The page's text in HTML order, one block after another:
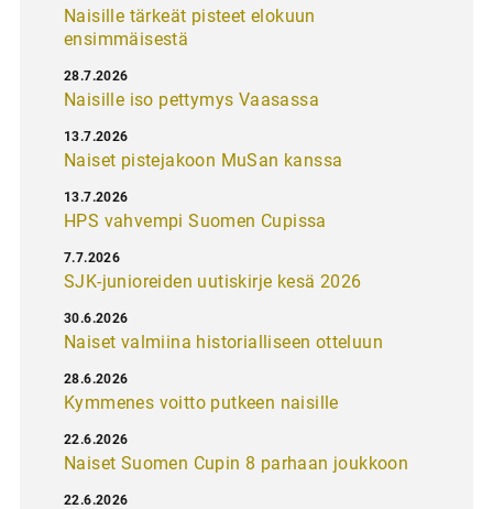
Naisille tärkeät pisteet elokuun
ensimmäisestä
Naisille iso pettymys Vaasassa
28.7.2026
Naiset pistejakoon MuSan kanssa
13.7.2026
HPS vahvempi Suomen Cupissa
13.7.2026
SJK-junioreiden uutiskirje kesä 2026
7.7.2026
Naiset valmiina historialliseen otteluun
30.6.2026
Kymmenes voitto putkeen naisille
28.6.2026
Naiset Suomen Cupin 8 parhaan joukkoon
22.6.2026
22.6.2026